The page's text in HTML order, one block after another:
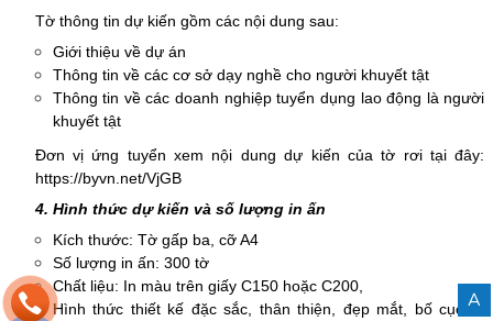
Tờ thông tin dự kiến gồm các nội dung sau:
Giới thiệu về dự án
Thông tin về các cơ sở dạy nghề cho người khuyết tật
Thông tin về các doanh nghiệp tuyển dụng lao động là người
khuyết tật
Đơn vị ứng tuyển xem nội dung dự kiến của tờ rơi tại đây:
https://byvn.net/VjGB
4. Hình thức dự kiến và số lượng in ấn
Kích thước: Tờ gấp ba, cỡ A4
Số lượng in ấn: 300 tờ
Chất liệu: In màu trên giấy C150 hoặc C200,
Hình thức thiết kế đặc sắc, thân thiện, đẹp mắt, bố cục rõ
A